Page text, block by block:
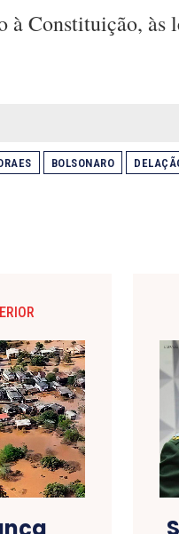
à Constituição, às
BOLSONARO